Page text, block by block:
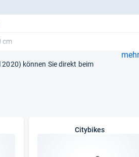
cm
können Sie direkt beim
Citybikes